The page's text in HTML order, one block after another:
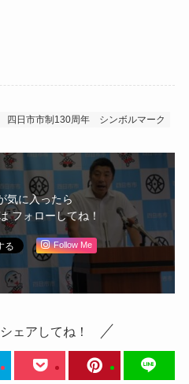
四日市市制130周年 シンボルマーク
気に入ったら
フォローしてね！
Follow Me
ェアしてね！